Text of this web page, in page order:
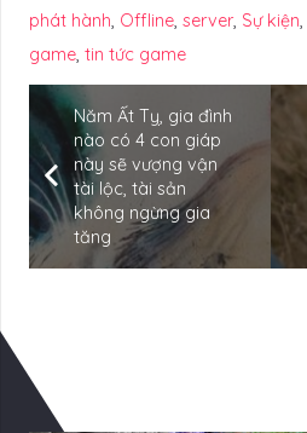
phát hành, Offline, server, Sự kiện,
game, tin tức game
Năm Ất Tỵ, gia đình
nào có 4 con giáp
này sẽ vượng vận
tài lộc, tài sản
không ngừng gia
tăng